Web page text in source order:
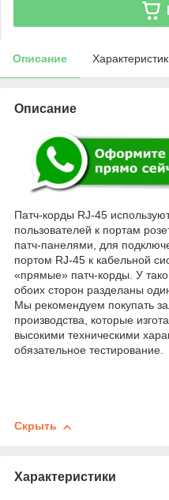
Описание
Описание
Патч-корды RJ-45
пользователей к портам
патч-панелями, для
портом RJ-45 к кабельной
«прямые» патч-корды. У
обоих сторон разделаны
Мы рекомендуем покупать
производства, которые
высокими техническими
обязательное тестирование.
Скрыть
Характеристики